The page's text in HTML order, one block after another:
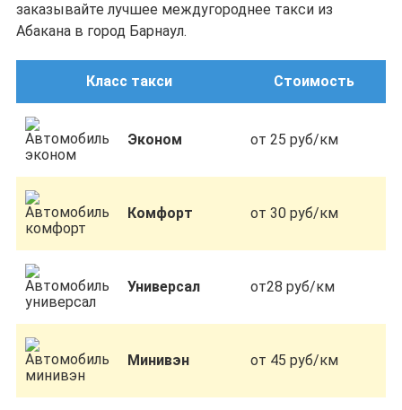
заказывайте лучшее междугороднее такси из
Абакана в город Барнаул.
Класс такси Стоимость
Эконом от 25 руб/км
Комфорт от 30 руб/км
Универсал от28 руб/км
Минивэн от 45 руб/км